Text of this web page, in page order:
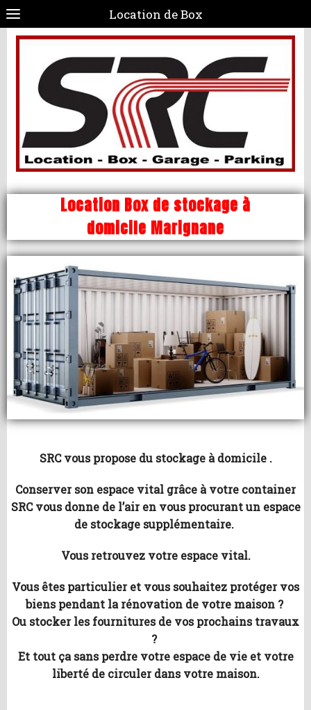
Location de Box
Location Box de stockage à
domicile Marignane
SRC vous propose du stockage à domicile .
Conserver son espace vital grâce à votre container
SRC vous donne de l’air en vous procurant un espace
de stockage supplémentaire.
Vous retrouvez votre espace vital.
Vous êtes particulier et vous souhaitez protéger vos
biens pendant la rénovation de votre maison ?
Ou stocker les fournitures de vos prochains travaux
?
Et tout ça sans perdre votre espace de vie et votre
liberté de circuler dans votre maison.